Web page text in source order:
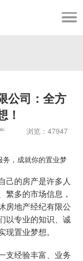
公司：全方
！
产 浏览：47947
务，成就你的置业梦
己的房产是许多人
繁多的市场信息，
房地产经纪有限公
以专业的知识、诚
置业梦想。
支经验丰富、业务